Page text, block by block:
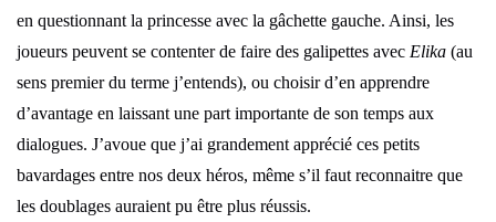
en questionnant la princesse avec la gâchette gauche. Ainsi, les
joueurs peuvent se contenter de faire des galipettes avec Elika (au
sens premier du terme j’entends), ou choisir d’en apprendre
d’avantage en laissant une part importante de son temps aux
dialogues. J’avoue que j’ai grandement apprécié ces petits
bavardages entre nos deux héros, même s’il faut reconnaitre que
les doublages auraient pu être plus réussis.